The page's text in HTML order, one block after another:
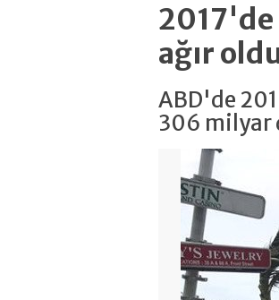
2017'de
ağır
ABD'de
306 milyar